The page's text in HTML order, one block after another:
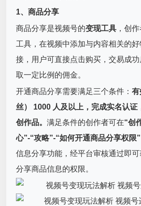
1、商品分享
商品分享是视频号的变现工具 ，创
工具，在视频中添加与内容相关的
接，用户可直接点击购买，交易成
取一定比例的佣金。
开通商品分享需要满足三个条件：
丝） 1000 人及以上，完成实名认证
创作品。满足条件的创作者可在“创
心”-“攻略”-“如何开通商品分享权限”
信息分享功能，经平台审核通过即
分享商品信息的权限。